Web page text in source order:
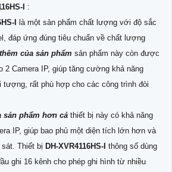
I :
I
là một sản phẩm chất lượng với độ sắc
đáp ứng đúng tiêu chuẩn về chất lượng
của sản phẩm sản phẩm này còn được
2 Camera IP, giúp tăng cường khả năng
tượng, rất phù hợp cho các công trình đòi
sản phẩm hơn cả thiết bị này có khả năng
IP, giúp bao phủ một diện tích lớn hơn và
Thiết bị DH-XVR4116HS-I thông số dùng
ghi 16 kênh cho phép ghi hình từ nhiều